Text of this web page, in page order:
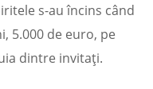
s-au încins când
5.000 de euro, pe
dintre invitaţi.